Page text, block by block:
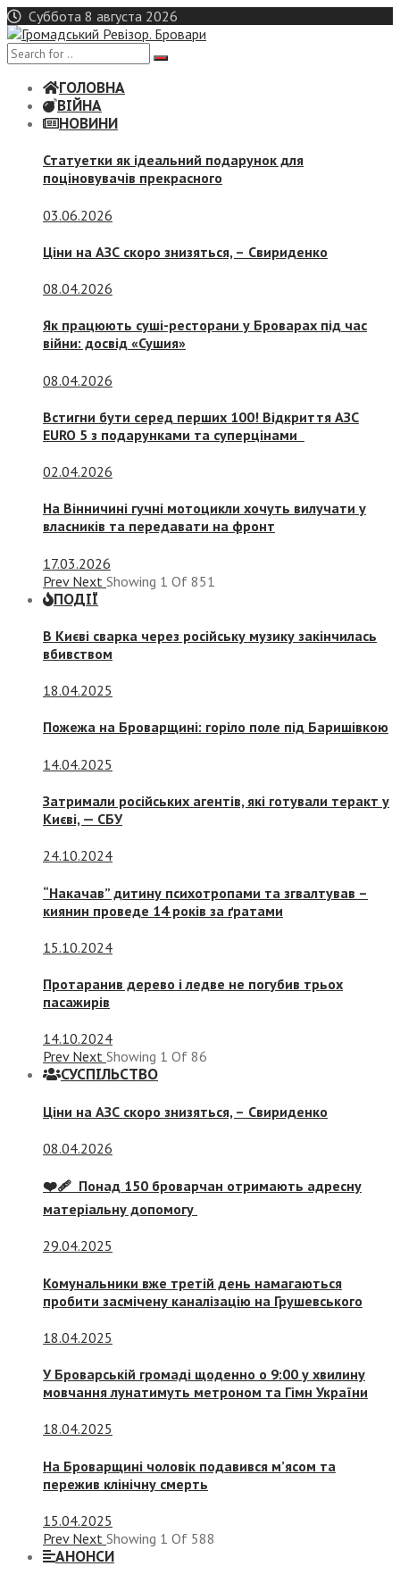
Skip
to
content
Суббота 8 августа 2026
ГОЛОВНА
ВІЙНА
НОВИНИ
Статуетки як ідеальний подарунок для
поціновувачів прекрасного
03.06.2026
Ціни на АЗС скоро знизяться, – Свириденко
08.04.2026
Як працюють суші-ресторани у Броварах під час
війни: досвід «Сушия»
08.04.2026
Встигни бути серед перших 100! Відкриття АЗС
EURO 5 з подарунками та суперцінами
02.04.2026
На Вінничині гучні мотоцикли хочуть вилучати у
власників та передавати на фронт
17.03.2026
Prev Next Showing 1 Of 851
ПОДІЇ
В Києві сварка через російську музику закінчилась
вбивством
18.04.2025
Пожежа на Броварщині: горіло поле під Баришівкою
14.04.2025
Затримали російських агентів, які готували теракт у
Києві, — СБУ
24.10.2024
“Накачав” дитину психотропами та згвалтував –
киянин проведе 14 років за ґратами
15.10.2024
Протаранив дерево і ледве не погубив трьох
пасажирів
14.10.2024
Prev Next Showing 1 Of 86
СУСПIЛЬСТВО
Ціни на АЗС скоро знизяться, – Свириденко
08.04.2026
❤️‍🩹 Понад 150 броварчан отримають адресну
матеріальну допомогу
29.04.2025
Комунальники вже третій день намагаються
пробити засмічену каналізацію на Грушевського
18.04.2025
У Броварській громаді щоденно о 9:00 у хвилину
мовчання лунатимуть метроном та Гімн України
18.04.2025
На Броварщині чоловік подавився м’ясом та
пережив клінічну смерть
15.04.2025
Prev Next Showing 1 Of 588
АНОНСИ